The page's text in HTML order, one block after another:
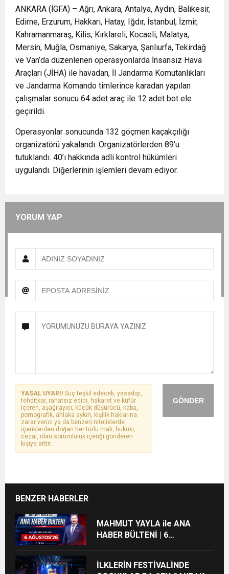
ANKARA (İGFA) – Ağrı, Ankara, Antalya, Aydın, Balıkesir,
Edirne, Erzurum, Hakkari, Hatay, Iğdır, İstanbul, İzmir,
Kahramanmaraş, Kilis, Kırklareli, Kocaeli, Malatya,
Mersin, Muğla, Osmaniye, Sakarya, Şanlıurfa, Tekirdağ
ve Van’da düzenlenen operasyonlarda İnsansız Hava
Araçları (JİHA) ile havadan, İl Jandarma Komutanlıkları
ve Jandarma Komando timlerince karadan yapılan
çalışmalar sonucu 64 adet araç ile 12 adet bot ele
geçirildi.
Operasyonlar sonucunda 132 göçmen kaçakçılığı
organizatörü yakalandı. Organizatörlerden 89’u
tutuklandı. 40’ı hakkında adli kontrol hükümleri
uygulandı. Diğerlerinin işlemleri devam ediyor.
YORUM YAP
GÖNDER
YASAL UYARI! Suç teşkil edecek, yasadışı,
tehditkar, rahatsız edici, hakaret ve küfür
içeren, aşağılayıcı, küçük düşürücü, kaba,
pornografik, ahlaka aykırı, kişilik haklarına
zarar verici ya da benzeri niteliklerde
içeriklerden doğan her türlü mali, hukuki,
cezai, idari sorumluluk içeriği gönderen
kişiye aittir.
BENZER HABERLER
MAHMUT YAYLA ile ANA
HABER BÜLTENİ | 6
İLKLERİN FESTİVALİNDE